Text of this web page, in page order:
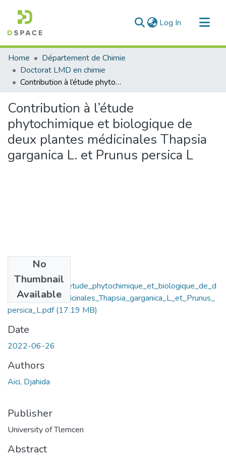
Log In (current)
Communities & Collections
All of DSpace
Statistics
Home
Département de Chimie
Doctorat LMD en chimie
Contribution à l’étude phytochimique et biologique de deux plantes médicinales Thapsia garganica L. et Prunus persica L
Contribution à l’étude
phytochimique et biologique de
deux plantes médicinales Thapsia
garganica L. et Prunus persica L
No
Thumbnail
Available
Contribution_a_l_etude_phytochimique_et_biologique_de_d
eux_plantes_medicinales_Thapsia_garganica_L_et_Prunus_
persica_L.pdf(17.19 MB)
Date
2022-06-26
Authors
Aici, Djahida
Publisher
University of Tlemcen
Abstract